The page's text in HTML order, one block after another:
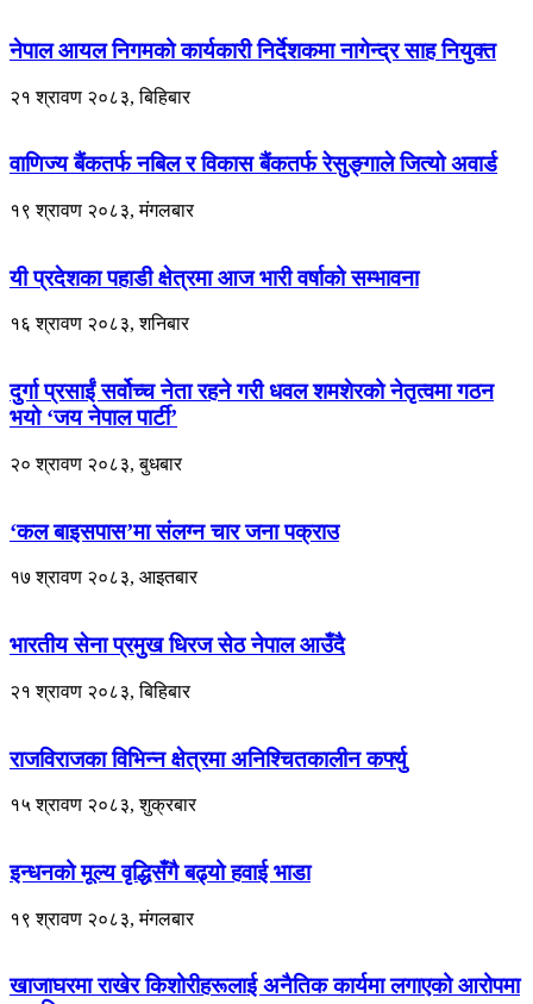
नेपाल आयल निगमको कार्यकारी निर्देशकमा नागेन्द्र साह नियुक्त
२१ श्रावण २०८३, बिहिबार
वाणिज्य बैंकतर्फ नबिल र विकास बैंकतर्फ रेसुङ्गाले जित्यो अवार्ड
१९ श्रावण २०८३, मंगलबार
यी प्रदेशका पहाडी क्षेत्रमा आज भारी वर्षाको सम्भावना
१६ श्रावण २०८३, शनिबार
दुर्गा प्रसाईं सर्वोच्च नेता रहने गरी धवल शमशेरको नेतृत्वमा गठन
भयो ‘जय नेपाल पार्टी’
२० श्रावण २०८३, बुधबार
‘कल बाइसपास’मा संलग्न चार जना पक्राउ
१७ श्रावण २०८३, आइतबार
भारतीय सेना प्रमुख धिरज सेठ नेपाल आउँदै
२१ श्रावण २०८३, बिहिबार
राजविराजका विभिन्न क्षेत्रमा अनिश्चितकालीन कर्फ्यु
१५ श्रावण २०८३, शुक्रबार
इन्धनको मूल्य वृद्धिसँगै बढ्यो हवाई भाडा
१९ श्रावण २०८३, मंगलबार
खाजाघरमा राखेर किशोरीहरूलाई अनैतिक कार्यमा लगाएको आरोपमा